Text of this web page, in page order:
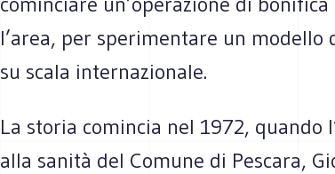
l’area, per sperimentare un
su scala internazionale.
La storia comincia nel 1972, quando
alla sanità del Comune di Pescara,